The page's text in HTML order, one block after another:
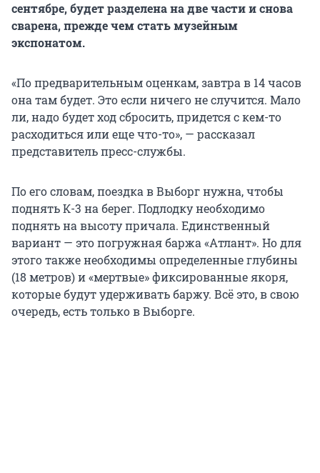
сентябре, будет разделена на две части и снова
сварена, прежде чем стать музейным
экспонатом.
«По предварительным оценкам, завтра в 14 часов
она там будет. Это если ничего не случится. Мало
ли, надо будет ход сбросить, придется с кем-то
расходиться или еще что-то», — рассказал
представитель пресс-службы.
По его словам, поездка в Выборг нужна, чтобы
поднять К-3 на берег. Подлодку необходимо
поднять на высоту причала. Единственный
вариант — это погружная баржа «Атлант». Но для
этого также необходимы определенные глубины
(18 метров) и «мертвые» фиксированные якоря,
которые будут удерживать баржу. Всё это, в свою
очередь, есть только в Выборге.